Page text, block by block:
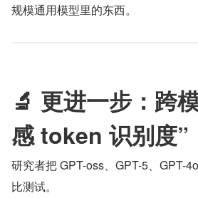
规模通用模型里的东西。
🔬 更进一步：跨
感 token 识别度”
研究者把 GPT-oss、GPT-5、GPT-
比测试。